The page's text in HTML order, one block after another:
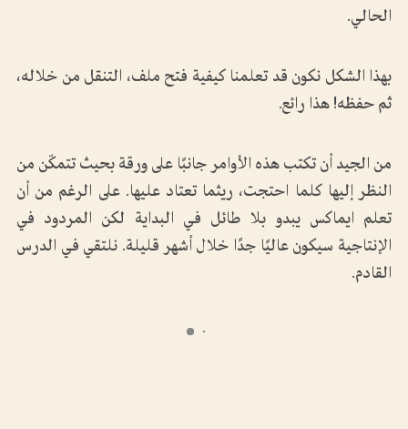
الحالي.
بهذا الشكل نكون قد تعلمنا كيفية فتح ملف، التنقل من خلاله،
ثم حفظه! هذا رائع.
من الجيد أن تكتب هذه الأوامر جانبًا على ورقة بحيث تتمكّن من
النظر إليها كلما احتجت، ريثما تعتاد عليها. على الرغم من أن
تعلم ايماكس يبدو بلا طائل في البداية لكن المردود في
الإنتاجية سيكون عاليًا جدًا خلال أشهر قليلة. نلتقي في الدرس
القادم.